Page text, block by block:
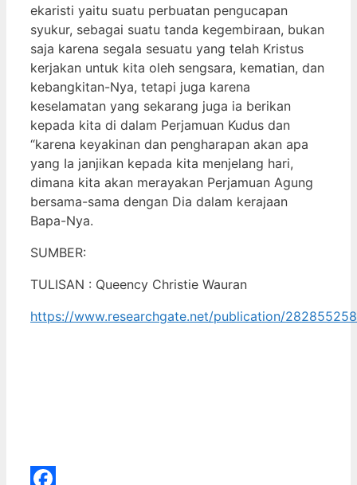
ekaristi yaitu suatu perbuatan pengucapan
syukur, sebagai suatu tanda kegembiraan, bukan
saja karena segala sesuatu yang telah Kristus
kerjakan untuk kita oleh sengsara, kematian, dan
kebangkitan-Nya, tetapi juga karena
keselamatan yang sekarang juga ia berikan
kepada kita di dalam Perjamuan Kudus dan
“karena keyakinan dan pengharapan akan apa
yang Ia janjikan kepada kita menjelang hari,
dimana kita akan merayakan Perjamuan Agung
bersama-sama dengan Dia dalam kerajaan
Bapa-Nya.
SUMBER:
TULISAN : Queency Christie Wauran
https://www.researchgate.net/publication/